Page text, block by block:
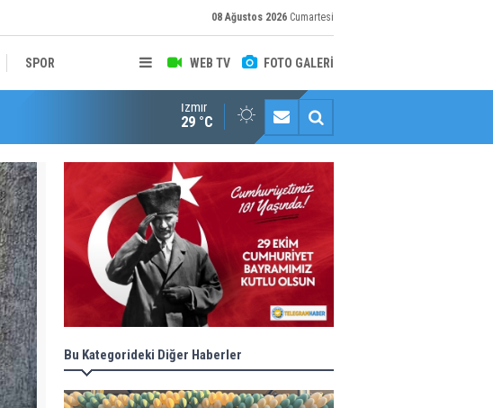
08 Ağustos 2026 Cumartesi
WEB TV FOTO GALERİ
SPOR
Konaklı kadınların okuma azmi örnek oldu
İzmir
29 °C
Bu Kategorideki Diğer Haberler